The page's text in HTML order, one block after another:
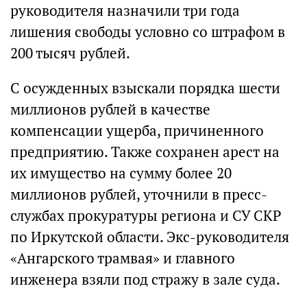
руководителя назначили три года
лишения свободы условно со штрафом в
200 тысяч рублей.
С осужденных взыскали порядка шести
миллионов рублей в качестве
компенсации ущерба, причиненного
предприятию. Также сохранен арест на
их имущество на сумму более 20
миллионов рублей, уточнили в пресс-
службах прокуратуры региона и СУ СКР
по Иркутской области. Экс-руководителя
«Ангарского трамвая» и главного
инженера взяли под стражу в зале суда.